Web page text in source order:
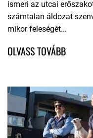
ismeri az utcai
számtalan áldozat
mikor feleségét...